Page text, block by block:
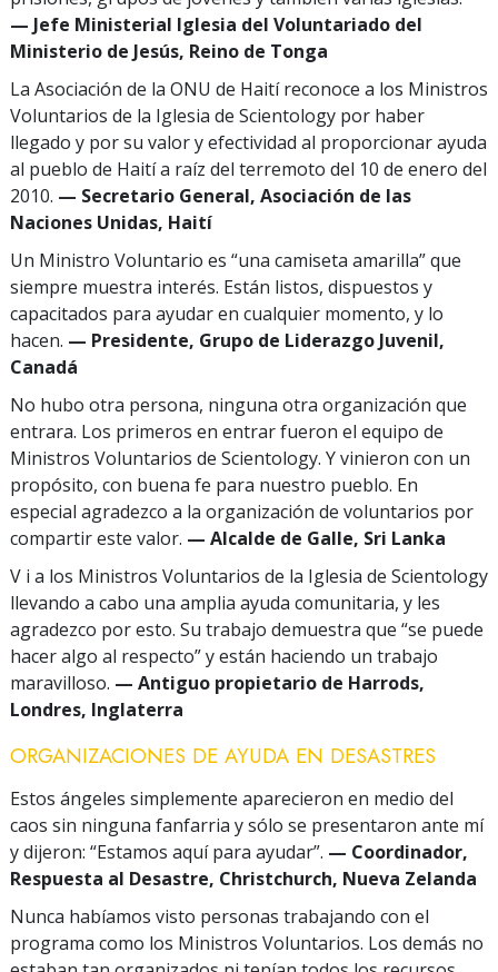
— Jefe Ministerial Iglesia del Voluntariado del
Ministerio de Jesús, Reino de Tonga
La Asociación de la ONU de Haití reconoce a los Ministros
Voluntarios de la Iglesia de Scientology por haber
llegado y por su valor y efectividad al proporcionar ayuda
al pueblo de Haití a raíz del terremoto del 10 de enero del
2010. — Secretario General, Asociación de las
Naciones Unidas, Haití
Un Ministro Voluntario es “una camiseta amarilla” que
siempre muestra interés. Están listos, dispuestos y
capacitados para ayudar en cualquier momento, y lo
hacen. — Presidente, Grupo de Liderazgo Juvenil,
Canadá
No hubo otra persona, ninguna otra organización que
entrara. Los primeros en entrar fueron el equipo de
Ministros Voluntarios de Scientology. Y vinieron con un
propósito, con buena fe para nuestro pueblo. En
especial agradezco a la organización de voluntarios por
compartir este valor. — Alcalde de Galle, Sri Lanka
V i a los Ministros Voluntarios de la Iglesia de Scientology
llevando a cabo una amplia ayuda comunitaria, y les
agradezco por esto. Su trabajo demuestra que “se puede
hacer algo al respecto” y están haciendo un trabajo
maravilloso. — Antiguo propietario de Harrods,
Londres, Inglaterra
ORGANIZACIONES DE AYUDA EN DESASTRES
Estos ángeles simplemente aparecieron en medio del
caos sin ninguna fanfarria y sólo se presentaron ante mí
y dijeron: “Estamos aquí para ayudar”. — Coordinador,
Respuesta al Desastre, Christchurch, Nueva Zelanda
Nunca habíamos visto personas trabajando con el
programa como los Ministros Voluntarios. Los demás no